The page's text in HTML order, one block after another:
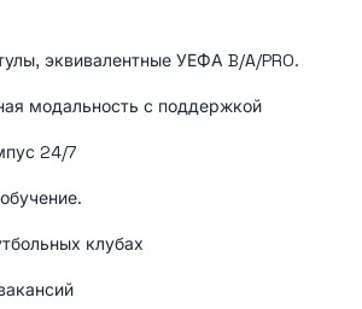
эквивалентные УЕФА B/A/PRO.
модальность с поддержкой
24/7
клубах